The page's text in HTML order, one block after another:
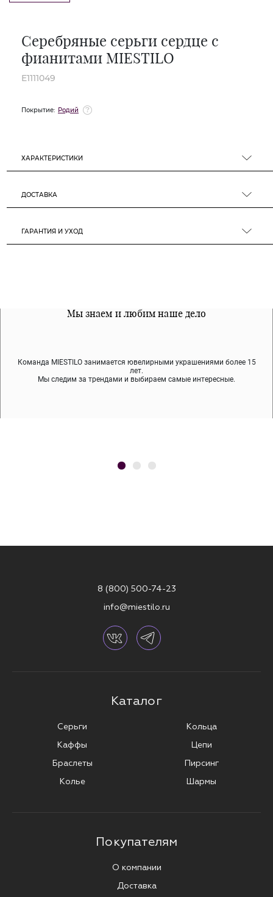
Серебряные серьги сердце с
фианитами MIESTILO
E1111049
Покрытие: Родий
ХАРАКТЕРИСТИКИ
ДОСТАВКА
ГАРАНТИЯ И УХОД
Мы знаем и любим наше дело
Команда MIESTILO занимается ювелирными украшениями более 15
лет.
Мы следим за трендами и выбираем самые интересные.
Все наши материалы гипоалергенны
Мы используем покрытие (родий, ювелирный сплав), которое не
содержит никеля и свинца — это исключает аллергию.
Примерка перед покупкой
Во время доставки спокойно примеряйте украшения, выбирайте те,
что вам нравятся, остальные заберёт курьер.
8 (800) 500-74-23
info@miestilo.ru
Каталог
Серьги
Каффы
Браслеты
Колье
Кольца
Цепи
Пирсинг
Шармы
Покупателям
О компании
Доставка